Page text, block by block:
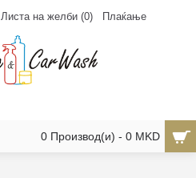
Листа на желби (0) Плаќање
0 Производ(и) - 0 MKD